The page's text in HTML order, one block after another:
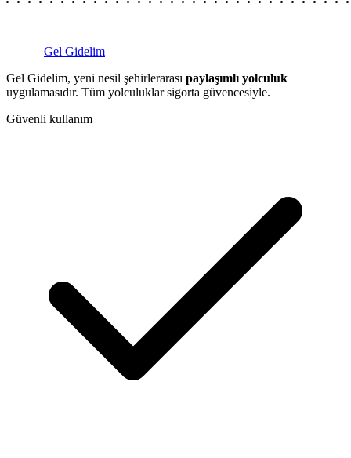
Gel Gidelim
Gel Gidelim, yeni nesil şehirlerarası paylaşımlı yolculuk
uygulamasıdır. Tüm yolculuklar sigorta güvencesiyle.
Güvenli kullanım